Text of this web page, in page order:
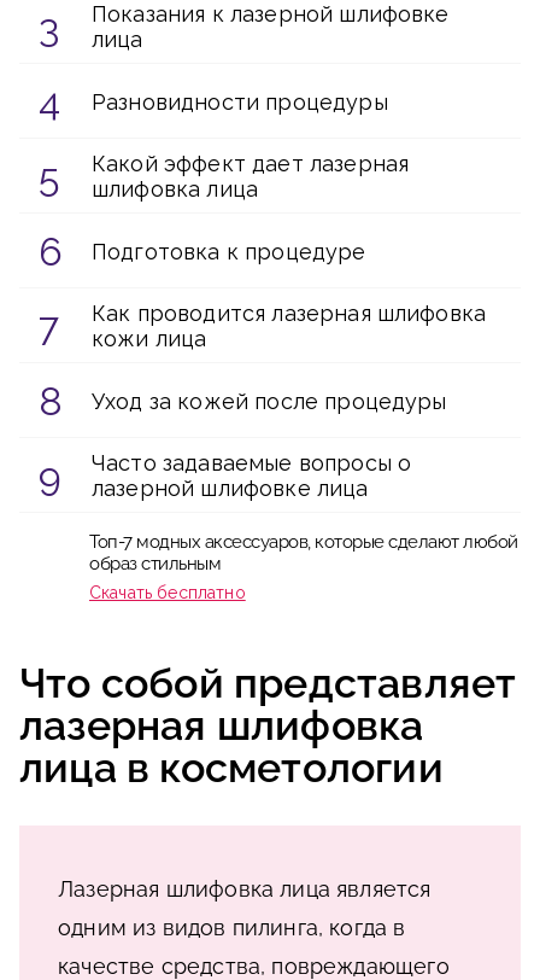
Показания к лазерной шлифовке
лица
Разновидности процедуры
Какой эффект дает лазерная
шлифовка лица
Подготовка к процедуре
Как проводится лазерная шлифовка
кожи лица
Уход за кожей после процедуры
Часто задаваемые вопросы о
лазерной шлифовке лица
Топ-7 модных аксессуаров, которые сделают любой
образ стильным
Скачать бесплатно
Что собой представляет
лазерная шлифовка
лица в косметологии
Лазерная шлифовка лица является
одним из видов пилинга, когда в
качестве средства, повреждающего